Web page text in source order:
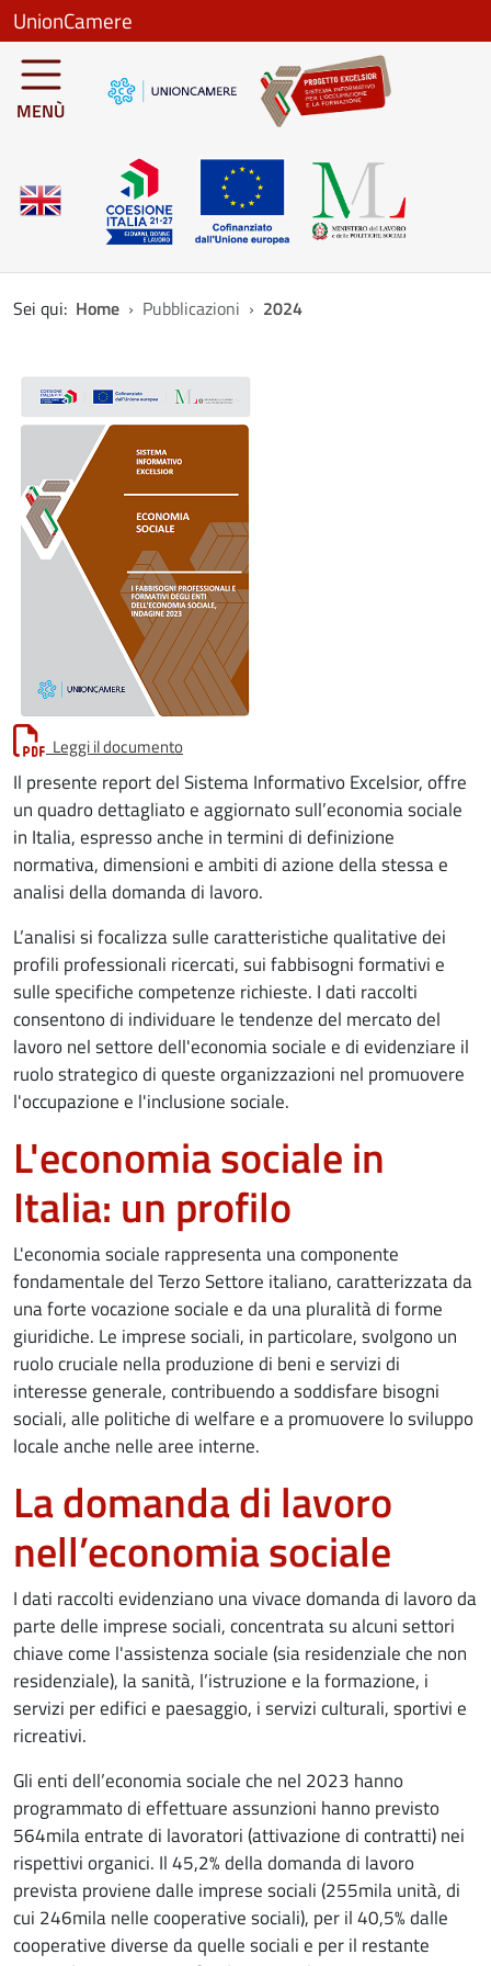
Salta al contenuto principale
UnionCamere
MENÙ
Sei qui: Home Pubblicazioni 2024
Leggi il documento
Il presente report del Sistema Informativo Excelsior, offre
un quadro dettagliato e aggiornato sull’economia sociale
in Italia, espresso anche in termini di definizione
normativa, dimensioni e ambiti di azione della stessa e
analisi della domanda di lavoro.
L’analisi si focalizza sulle caratteristiche qualitative dei
profili professionali ricercati, sui fabbisogni formativi e
sulle specifiche competenze richieste. I dati raccolti
consentono di individuare le tendenze del mercato del
lavoro nel settore dell'economia sociale e di evidenziare il
ruolo strategico di queste organizzazioni nel promuovere
l'occupazione e l'inclusione sociale.
L'economia sociale in
Italia: un profilo
L'economia sociale rappresenta una componente
fondamentale del Terzo Settore italiano, caratterizzata da
una forte vocazione sociale e da una pluralità di forme
giuridiche. Le imprese sociali, in particolare, svolgono un
ruolo cruciale nella produzione di beni e servizi di
interesse generale, contribuendo a soddisfare bisogni
sociali, alle politiche di welfare e a promuovere lo sviluppo
locale anche nelle aree interne.
La domanda di lavoro
nell’economia sociale
I dati raccolti evidenziano una vivace domanda di lavoro da
parte delle imprese sociali, concentrata su alcuni settori
chiave come l'assistenza sociale (sia residenziale che non
residenziale), la sanità, l’istruzione e la formazione, i
servizi per edifici e paesaggio, i servizi culturali, sportivi e
ricreativi.
Gli enti dell’economia sociale che nel 2023 hanno
programmato di effettuare assunzioni hanno previsto
564mila entrate di lavoratori (attivazione di contratti) nei
rispettivi organici. Il 45,2% della domanda di lavoro
prevista proviene dalle imprese sociali (255mila unità, di
cui 246mila nelle cooperative sociali), per il 40,5% dalle
cooperative diverse da quelle sociali e per il restante